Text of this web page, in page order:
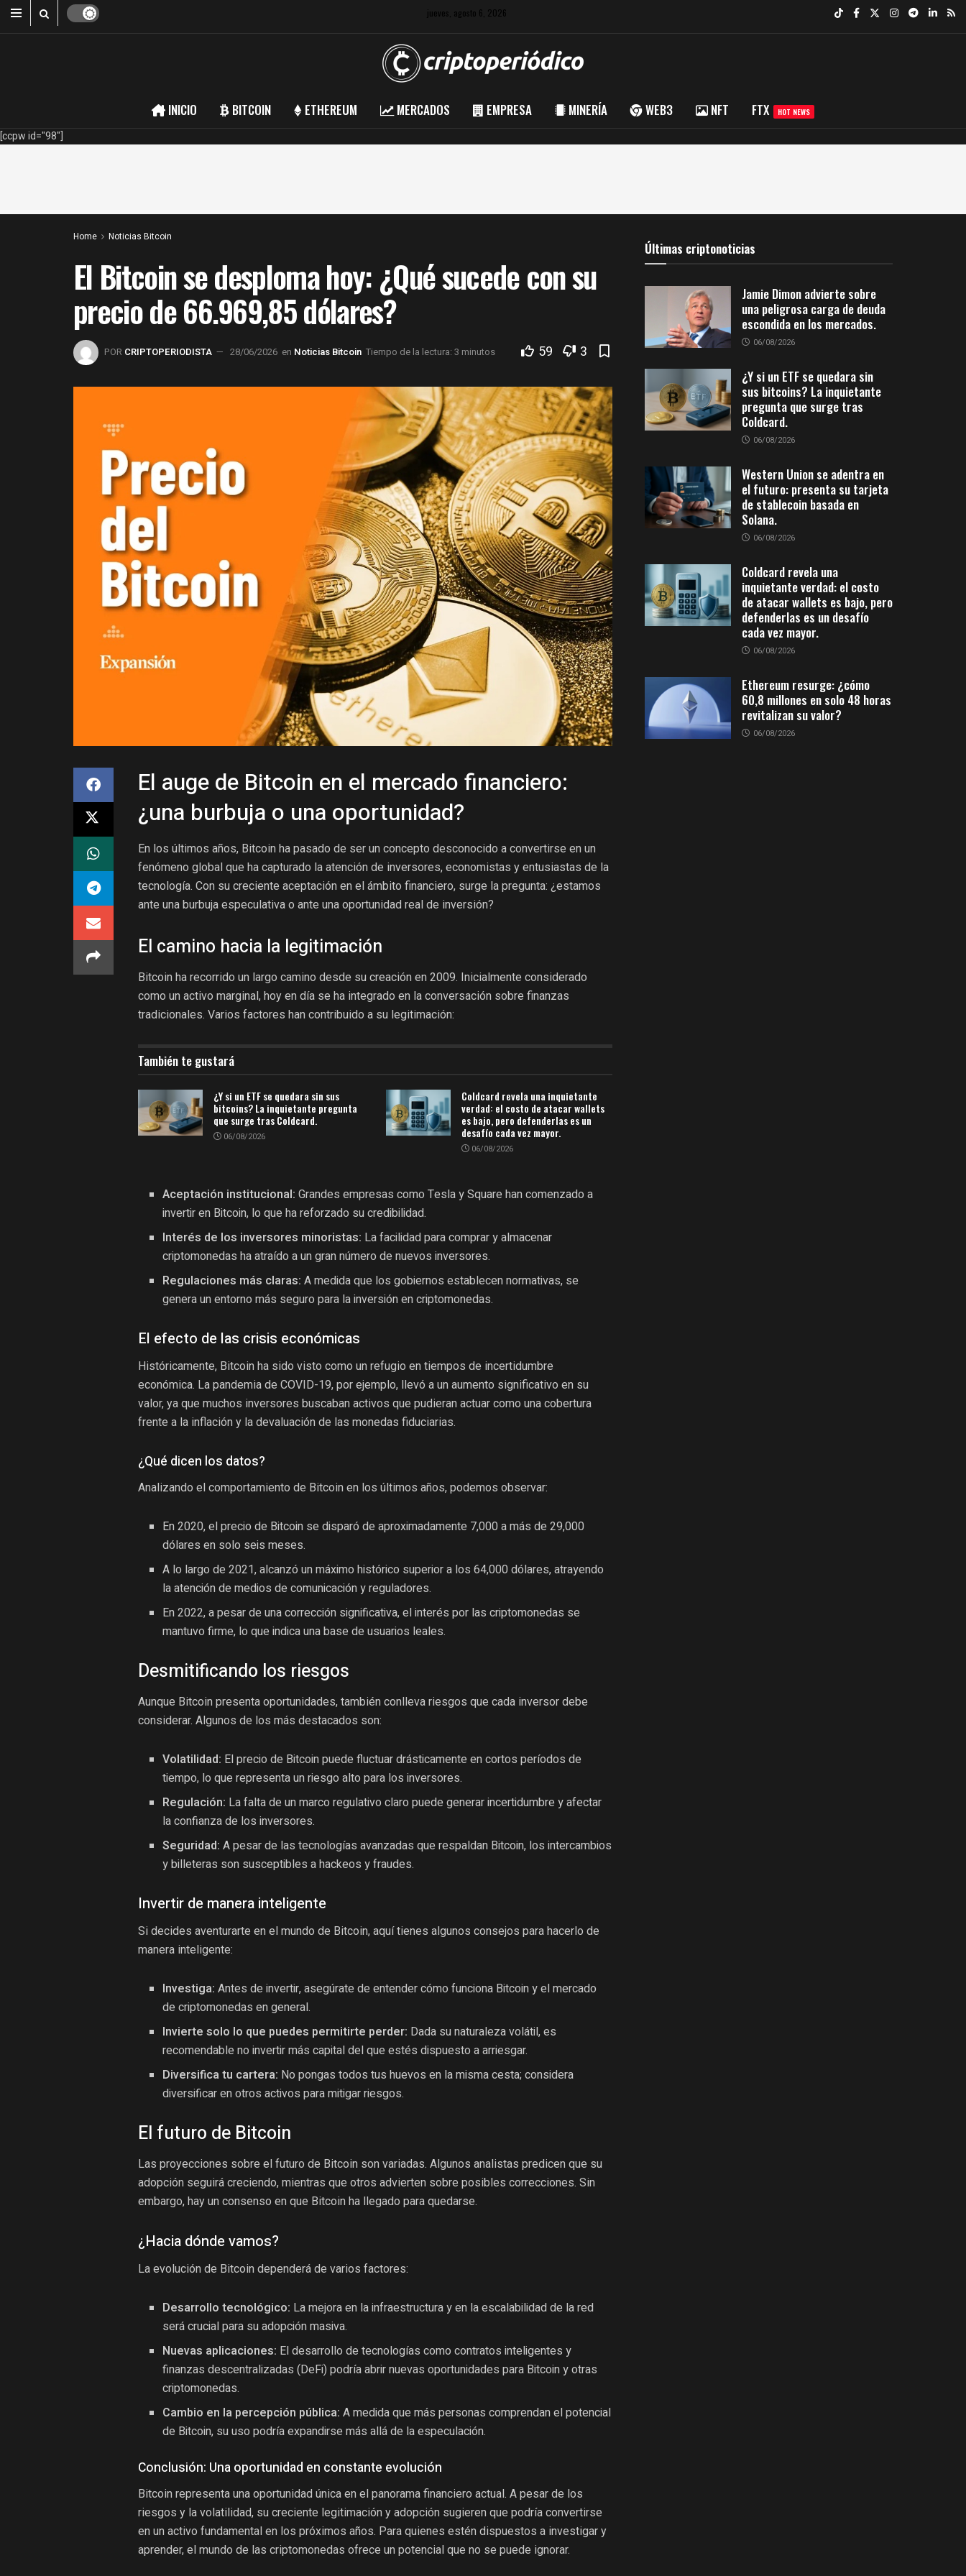
jueves, agosto 6, 2026
INICIO BITCOIN ETHEREUM MERCADOS EMPRESA MINERÍA WEB3 NFT FTX HOT NEWS
[ccpw id="98"]
Home Noticias Bitcoin
El Bitcoin se desploma hoy: ¿Qué sucede con su
precio de 66.969,85 dólares?
POR CRIPTOPERIODISTA 28/06/2026 en Noticias Bitcoin Tiempo de la lectura: 3 minutos 59 3
El auge de Bitcoin en el mercado financiero:
¿una burbuja o una oportunidad?
En los últimos años, Bitcoin ha pasado de ser un concepto desconocido a convertirse en un
fenómeno global que ha capturado la atención de inversores, economistas y entusiastas de la
tecnología. Con su creciente aceptación en el ámbito financiero, surge la pregunta: ¿estamos
ante una burbuja especulativa o ante una oportunidad real de inversión?
El camino hacia la legitimación
Bitcoin ha recorrido un largo camino desde su creación en 2009. Inicialmente considerado
como un activo marginal, hoy en día se ha integrado en la conversación sobre finanzas
tradicionales. Varios factores han contribuido a su legitimación:
También te gustará
¿Y si un ETF se quedara sin sus
bitcoins? La inquietante pregunta
que surge tras Coldcard.
06/08/2026
Coldcard revela una inquietante
verdad: el costo de atacar wallets
es bajo, pero defenderlas es un
desafío cada vez mayor.
06/08/2026
Aceptación institucional: Grandes empresas como Tesla y Square han comenzado a
invertir en Bitcoin, lo que ha reforzado su credibilidad.
Interés de los inversores minoristas: La facilidad para comprar y almacenar
criptomonedas ha atraído a un gran número de nuevos inversores.
Regulaciones más claras: A medida que los gobiernos establecen normativas, se
genera un entorno más seguro para la inversión en criptomonedas.
El efecto de las crisis económicas
Históricamente, Bitcoin ha sido visto como un refugio en tiempos de incertidumbre
económica. La pandemia de COVID-19, por ejemplo, llevó a un aumento significativo en su
valor, ya que muchos inversores buscaban activos que pudieran actuar como una cobertura
frente a la inflación y la devaluación de las monedas fiduciarias.
¿Qué dicen los datos?
Analizando el comportamiento de Bitcoin en los últimos años, podemos observar:
En 2020, el precio de Bitcoin se disparó de aproximadamente 7,000 a más de 29,000
dólares en solo seis meses.
A lo largo de 2021, alcanzó un máximo histórico superior a los 64,000 dólares, atrayendo
la atención de medios de comunicación y reguladores.
En 2022, a pesar de una corrección significativa, el interés por las criptomonedas se
mantuvo firme, lo que indica una base de usuarios leales.
Desmitificando los riesgos
Aunque Bitcoin presenta oportunidades, también conlleva riesgos que cada inversor debe
considerar. Algunos de los más destacados son:
Volatilidad: El precio de Bitcoin puede fluctuar drásticamente en cortos períodos de
tiempo, lo que representa un riesgo alto para los inversores.
Regulación: La falta de un marco regulativo claro puede generar incertidumbre y afectar
la confianza de los inversores.
Seguridad: A pesar de las tecnologías avanzadas que respaldan Bitcoin, los intercambios
y billeteras son susceptibles a hackeos y fraudes.
Invertir de manera inteligente
Si decides aventurarte en el mundo de Bitcoin, aquí tienes algunos consejos para hacerlo de
manera inteligente:
Investiga: Antes de invertir, asegúrate de entender cómo funciona Bitcoin y el mercado
de criptomonedas en general.
Invierte solo lo que puedes permitirte perder: Dada su naturaleza volátil, es
recomendable no invertir más capital del que estés dispuesto a arriesgar.
Diversifica tu cartera: No pongas todos tus huevos en la misma cesta; considera
diversificar en otros activos para mitigar riesgos.
El futuro de Bitcoin
Las proyecciones sobre el futuro de Bitcoin son variadas. Algunos analistas predicen que su
adopción seguirá creciendo, mientras que otros advierten sobre posibles correcciones. Sin
embargo, hay un consenso en que Bitcoin ha llegado para quedarse.
¿Hacia dónde vamos?
La evolución de Bitcoin dependerá de varios factores:
Desarrollo tecnológico: La mejora en la infraestructura y en la escalabilidad de la red
será crucial para su adopción masiva.
Nuevas aplicaciones: El desarrollo de tecnologías como contratos inteligentes y
finanzas descentralizadas (DeFi) podría abrir nuevas oportunidades para Bitcoin y otras
criptomonedas.
Cambio en la percepción pública: A medida que más personas comprendan el potencial
de Bitcoin, su uso podría expandirse más allá de la especulación.
Conclusión: Una oportunidad en constante evolución
Bitcoin representa una oportunidad única en el panorama financiero actual. A pesar de los
riesgos y la volatilidad, su creciente legitimación y adopción sugieren que podría convertirse
en un activo fundamental en los próximos años. Para quienes estén dispuestos a investigar y
aprender, el mundo de las criptomonedas ofrece un potencial que no se puede ignorar.
Últimas criptonoticias
Jamie Dimon advierte sobre
una peligrosa carga de deuda
escondida en los mercados.
06/08/2026
¿Y si un ETF se quedara sin
sus bitcoins? La inquietante
pregunta que surge tras
Coldcard.
06/08/2026
Western Union se adentra en
el futuro: presenta su tarjeta
de stablecoin basada en
Solana.
06/08/2026
Coldcard revela una
inquietante verdad: el costo
de atacar wallets es bajo, pero
defenderlas es un desafío
cada vez mayor.
06/08/2026
Ethereum resurge: ¿cómo
60,8 millones en solo 48 horas
revitalizan su valor?
06/08/2026